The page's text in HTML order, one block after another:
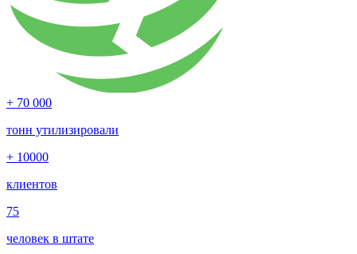
+ 70 000
тонн утилизировали
+ 10000
клиентов
75
человек в штате